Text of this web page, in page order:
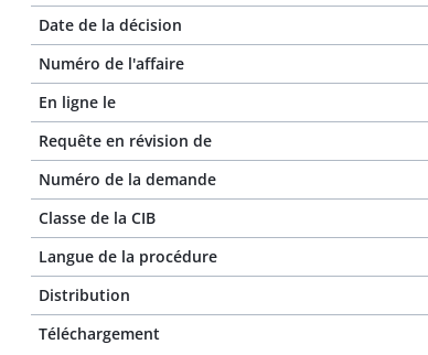
Date de la décision
Numéro de l'affaire
En ligne le
Requête en révision de
Numéro de la demande
Classe de la CIB
Langue de la procédure
Distribution
Téléchargement